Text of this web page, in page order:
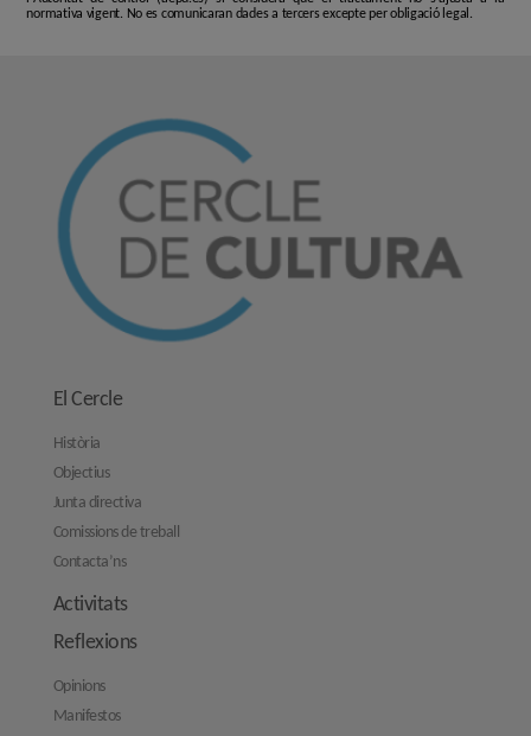
normativa vigent. No es comunicaran dades a tercers excepte per obligació legal.
El Cercle
Història
Objectius
Junta directiva
Comissions de treball
Contacta’ns
Activitats
Reflexions
Opinions
Manifestos